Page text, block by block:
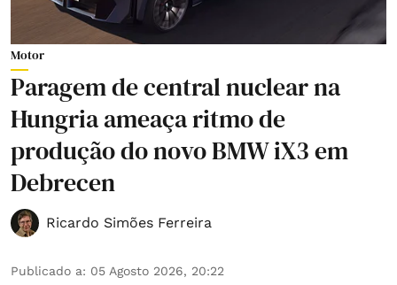
Motor
Paragem de central nuclear na
Hungria ameaça ritmo de
produção do novo BMW iX3 em
Debrecen
Ricardo Simões Ferreira
Publicado a: 05 Agosto 2026, 20:22